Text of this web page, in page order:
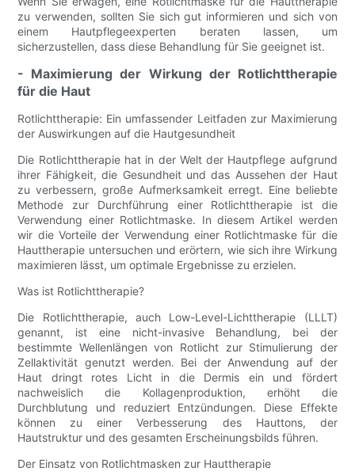
zu verwenden, sollten Sie sich gut informieren und sich von
einem Hautpflegeexperten beraten lassen, um
sicherzustellen, dass diese Behandlung für Sie geeignet ist.
- Maximierung der Wirkung der Rotlichttherapie
für die Haut
Rotlichttherapie: Ein umfassender Leitfaden zur Maximierung
der Auswirkungen auf die Hautgesundheit
Die Rotlichttherapie hat in der Welt der Hautpflege aufgrund
ihrer Fähigkeit, die Gesundheit und das Aussehen der Haut
zu verbessern, große Aufmerksamkeit erregt. Eine beliebte
Methode zur Durchführung einer Rotlichttherapie ist die
Verwendung einer Rotlichtmaske. In diesem Artikel werden
wir die Vorteile der Verwendung einer Rotlichtmaske für die
Hauttherapie untersuchen und erörtern, wie sich ihre Wirkung
maximieren lässt, um optimale Ergebnisse zu erzielen.
Was ist Rotlichttherapie?
Die Rotlichttherapie, auch Low-Level-Lichttherapie (LLLT)
genannt, ist eine nicht-invasive Behandlung, bei der
bestimmte Wellenlängen von Rotlicht zur Stimulierung der
Zellaktivität genutzt werden. Bei der Anwendung auf der
Haut dringt rotes Licht in die Dermis ein und fördert
nachweislich die Kollagenproduktion, erhöht die
Durchblutung und reduziert Entzündungen. Diese Effekte
können zu einer Verbesserung des Hauttons, der
Hautstruktur und des gesamten Erscheinungsbilds führen.
Der Einsatz von Rotlichtmasken zur Hauttherapie